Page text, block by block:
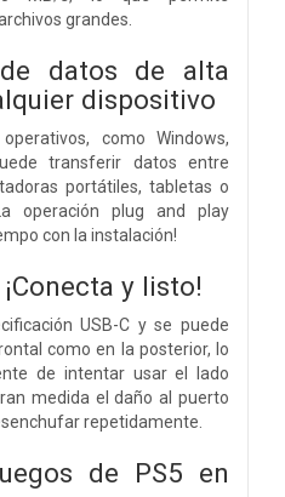
grandes.
datos de alta
dispositivo
como Windows,
transferir datos entre
portátiles, tabletas o
operación plug and play
con la instalación!
y listo!
USB-C y se puede
como en la posterior, lo
de intentar usar el lado
medida el daño al puerto
repetidamente.
de PS5 en